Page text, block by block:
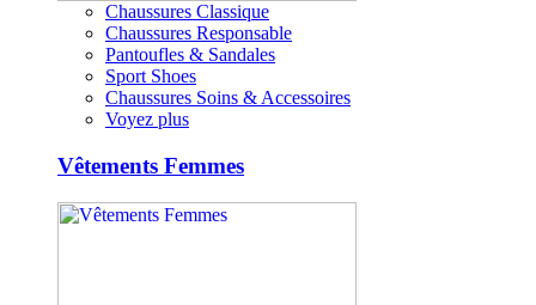
Chaussures Classique
Chaussures Responsable
Pantoufles & Sandales
Sport Shoes
Chaussures Soins & Accessoires
Voyez plus
Vêtements Femmes